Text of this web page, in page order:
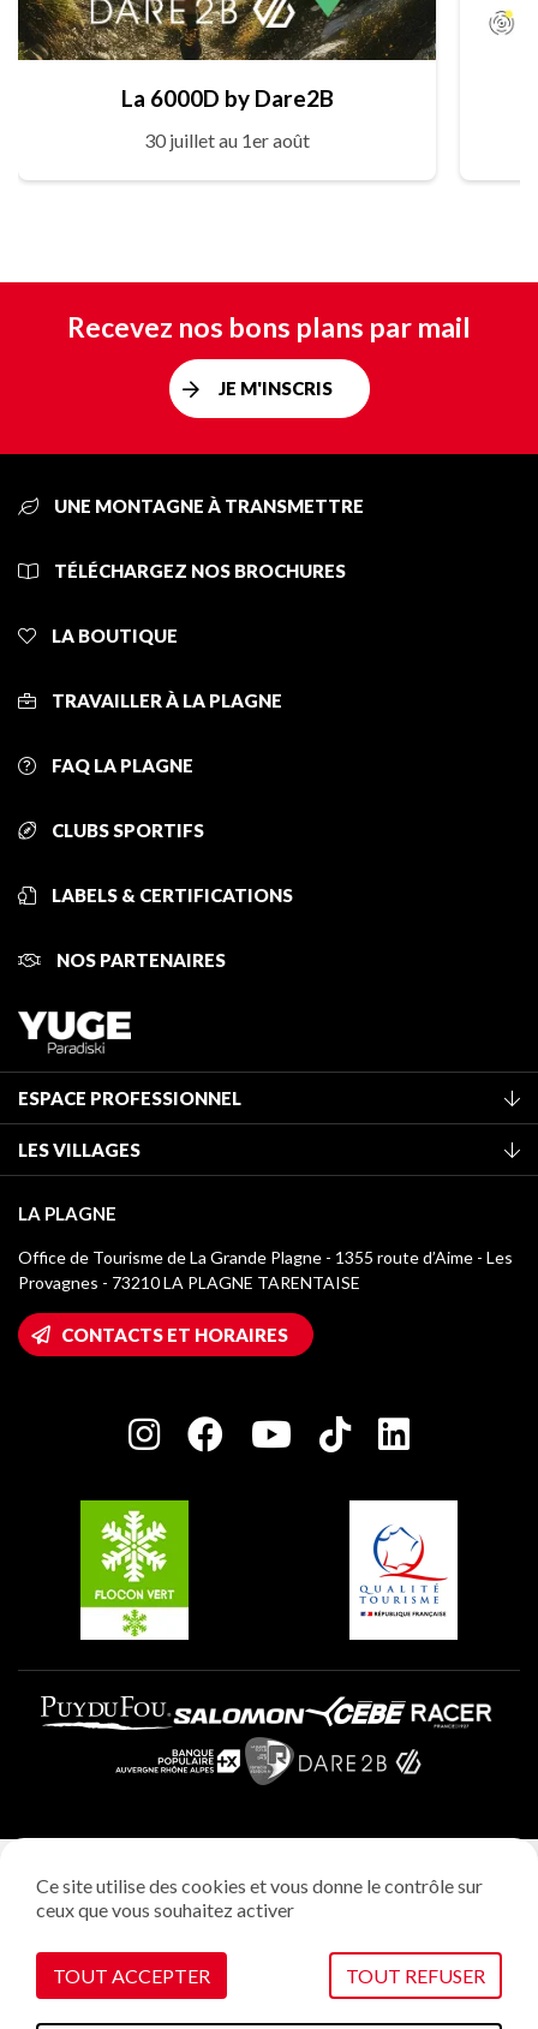
La 6000D by Dare2B
30 juillet au 1er août
Recevez nos bons plans par mail
JE M'INSCRIS
UNE MONTAGNE À TRANSMETTRE
TÉLÉCHARGEZ NOS BROCHURES
LA BOUTIQUE
TRAVAILLER À LA PLAGNE
FAQ LA PLAGNE
CLUBS SPORTIFS
LABELS & CERTIFICATIONS
NOS PARTENAIRES
ESPACE PROFESSIONNEL
Classement des meublés
Taxe de séjour
Médiathèque
Logos La Plagne
Accès Wifi
Maison des Propriétaires
Charte des Acteurs Engagés
LES VILLAGES
Montchavin - Les Coches
Champagny-en-Vanoise
Plagne 1800
Plagne Villages
Plagne Aime 2000
LA PLAGNE
Office de Tourisme de La Grande Plagne - 1355 route d’Aime - Les
Provagnes - 73210 LA PLAGNE TARENTAISE
CONTACTS ET HORAIRES
Gestion des cookies
Ce site utilise des cookies et vous donne le contrôle sur
ceux que vous souhaitez activer
TOUT ACCEPTER TOUT REFUSER